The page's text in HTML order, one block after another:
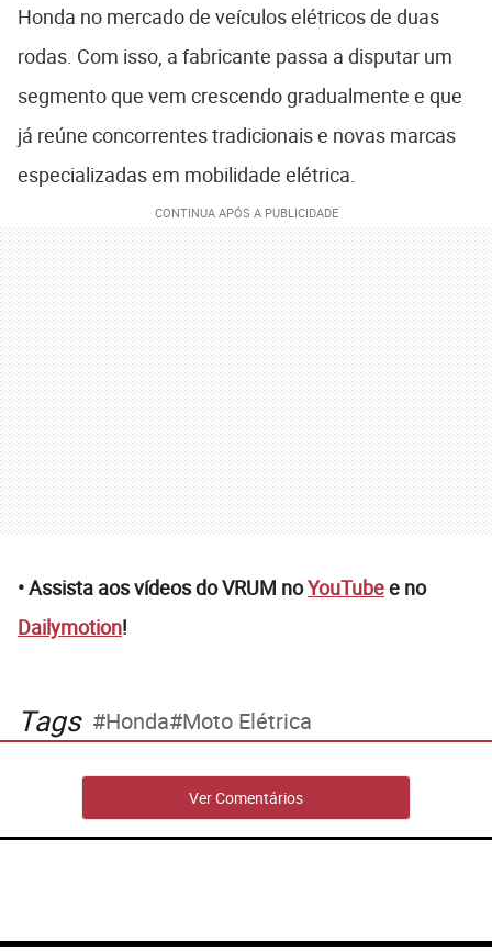
Honda no mercado de veículos elétricos de duas
rodas. Com isso, a fabricante passa a disputar um
segmento que vem crescendo gradualmente e que
já reúne concorrentes tradicionais e novas marcas
especializadas em mobilidade elétrica.
• Assista aos vídeos do VRUM noYouTubee no
Dailymotion!
Tags Honda Moto Elétrica
Ver Comentários